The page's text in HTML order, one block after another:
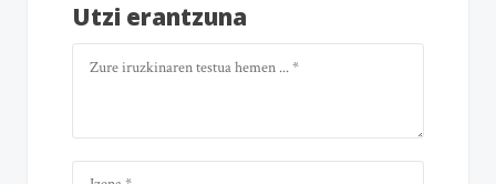
Utzi erantzuna